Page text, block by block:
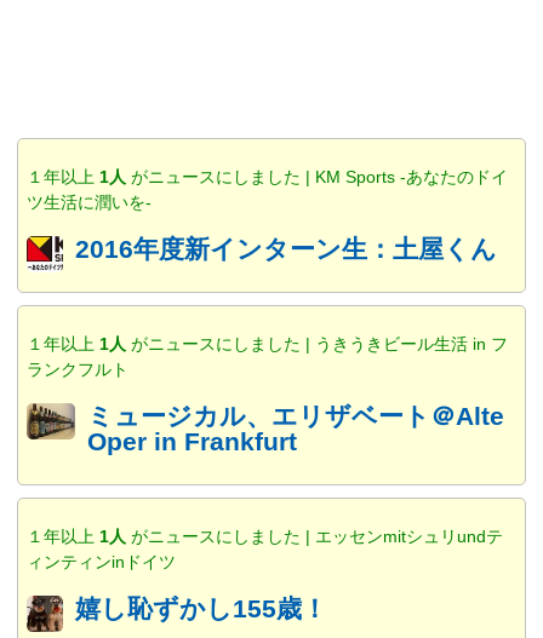
１年以上 1人 がニュースにしました | KM Sports -あなたのドイ
ツ生活に潤いを-
2016年度新インターン生：土屋くん
１年以上 1人 がニュースにしました | うきうきビール生活 in フ
ランクフルト
ミュージカル、エリザベート＠Alte
Oper in Frankfurt
１年以上 1人 がニュースにしました | エッセンmitシュリundテ
ィンティンinドイツ
嬉し恥ずかし155歳！